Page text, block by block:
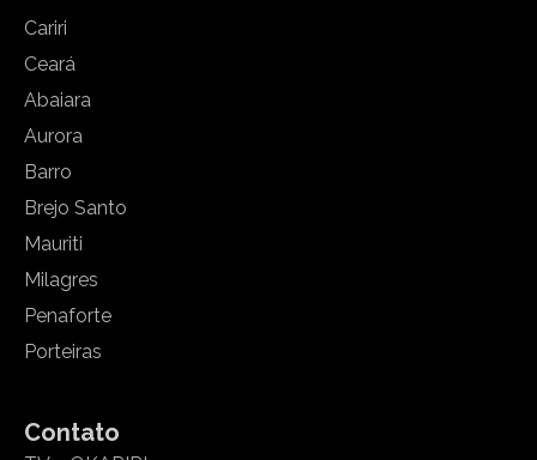
Cariri
Ceará
Abaiara
Aurora
Barro
Brejo Santo
Mauriti
Milagres
Penaforte
Porteiras
Contato